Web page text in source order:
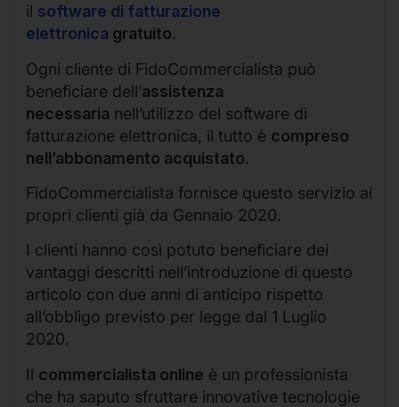
il software di fatturazione
elettronica gratuito.
Ogni cliente di FidoCommercialista può
beneficiare dell’assistenza
necessaria nell’utilizzo del software di
fatturazione elettronica, il tutto è compreso
nell’abbonamento acquistato.
FidoCommercialista fornisce questo servizio ai
propri clienti già da Gennaio 2020.
I clienti hanno così potuto beneficiare dei
vantaggi descritti nell’introduzione di questo
articolo con due anni di anticipo rispetto
all’obbligo previsto per legge dal 1 Luglio
2020.
Il commercialista online è un professionista
che ha saputo sfruttare innovative tecnologie